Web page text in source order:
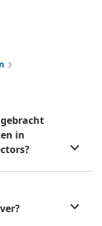
in